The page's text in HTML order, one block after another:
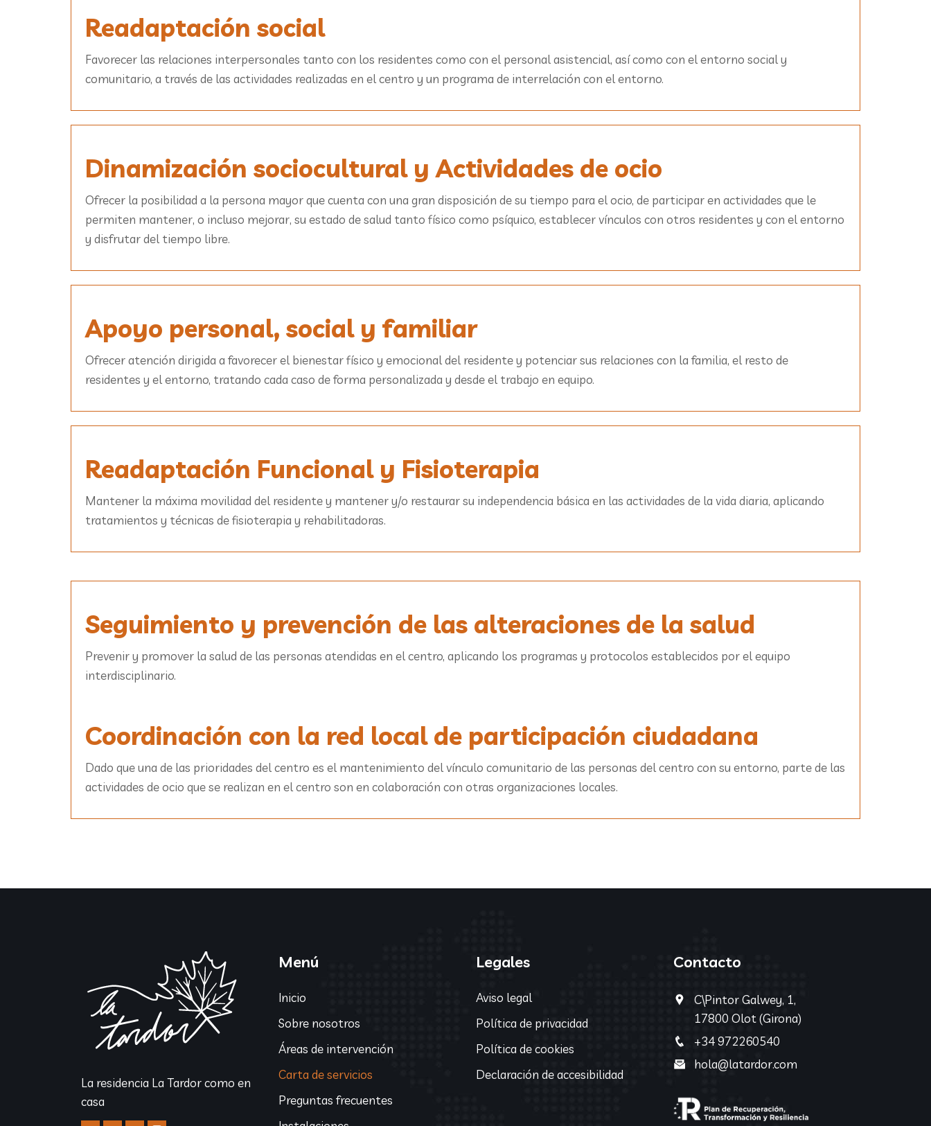
Readaptación social
Favorecer las relaciones interpersonales tanto con los residentes como con el personal asistencial, así como con el entorno social y
comunitario, a través de las actividades realizadas en el centro y un programa de interrelación con el entorno.
Dinamización sociocultural y Actividades de ocio
Ofrecer la posibilidad a la persona mayor que cuenta con una gran disposición de su tiempo para el ocio, de participar en actividades que le
permiten mantener, o incluso mejorar, su estado de salud tanto físico como psíquico, establecer vínculos con otros residentes y con el entorno
y disfrutar del tiempo libre.
Apoyo personal, social y familiar
Ofrecer atención dirigida a favorecer el bienestar físico y emocional del residente y potenciar sus relaciones con la familia, el resto de
residentes y el entorno, tratando cada caso de forma personalizada y desde el trabajo en equipo.
Readaptación Funcional y Fisioterapia
Mantener la máxima movilidad del residente y mantener y/o restaurar su independencia básica en las actividades de la vida diaria, aplicando
tratamientos y técnicas de fisioterapia y rehabilitadoras.
Seguimiento y prevención de las alteraciones de la salud
Prevenir y promover la salud de las personas atendidas en el centro, aplicando los programas y protocolos establecidos por el equipo
interdisciplinario.
Coordinación con la red local de participación ciudadana
Dado que una de las prioridades del centro es el mantenimiento del vínculo comunitario de las personas del centro con su entorno, parte de las
actividades de ocio que se realizan en el centro son en colaboración con otras organizaciones locales.
La residencia La Tardor como en
casa
Menú
Inicio
Sobre nosotros
Áreas de intervención
Carta de servicios
Preguntas frecuentes
Legales
Aviso legal
Política de privacidad
Política de cookies
Declaración de accesibilidad
Contacto
C\Pintor Galwey, 1,
17800 Olot (Girona)
+34 972260540
hola@latardor.com